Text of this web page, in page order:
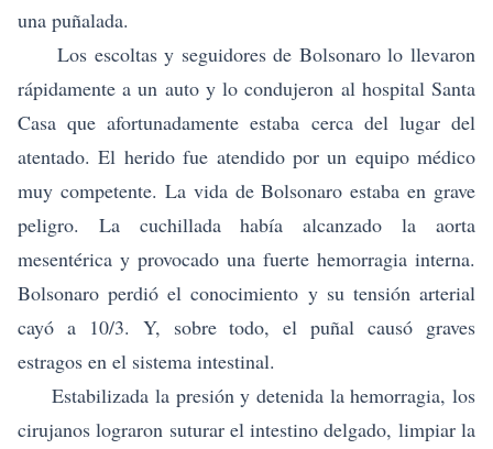
una puñalada.
Los escoltas y seguidores de Bolsonaro lo llevaron
rápidamente a un auto y lo condujeron al hospital Santa
Casa que afortunadamente estaba cerca del lugar del
atentado. El herido fue atendido por un equipo médico
muy competente. La vida de Bolsonaro estaba en grave
peligro. La cuchillada había alcanzado la aorta
mesentérica y provocado una fuerte hemorragia interna.
Bolsonaro perdió el conocimiento y su tensión arterial
cayó a 10/3. Y, sobre todo, el puñal causó graves
estragos en el sistema intestinal.
Estabilizada la presión y detenida la hemorragia, los
cirujanos lograron suturar el intestino delgado, limpiar la